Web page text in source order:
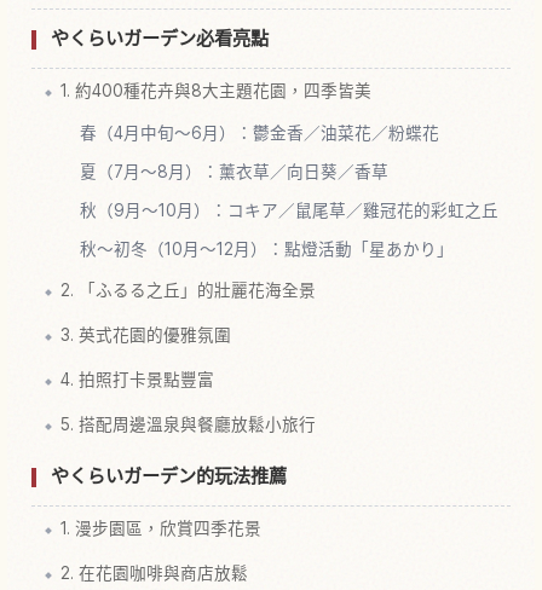
やくらいガーデン必看亮點
1. 約400種花卉與8大主題花園，四季皆美
春（4月中旬～6月）：鬱金香／油菜花／粉蝶花
夏（7月～8月）：薰衣草／向日葵／香草
秋（9月～10月）：コキア／鼠尾草／雞冠花的彩虹之丘
秋～初冬（10月～12月）：點燈活動「星あかり」
2. 「ふるる之丘」的壯麗花海全景
3. 英式花園的優雅氛圍
4. 拍照打卡景點豐富
5. 搭配周邊溫泉與餐廳放鬆小旅行
やくらいガーデン的玩法推薦
1. 漫步園區，欣賞四季花景
2. 在花園咖啡與商店放鬆